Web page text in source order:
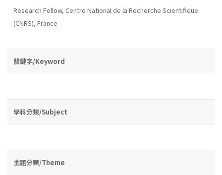
Research Fellow, Centre National de la Recherche Scientifique
(CNRS), France
關鍵字/Keyword
學科分類/Subject
主題分類/Theme